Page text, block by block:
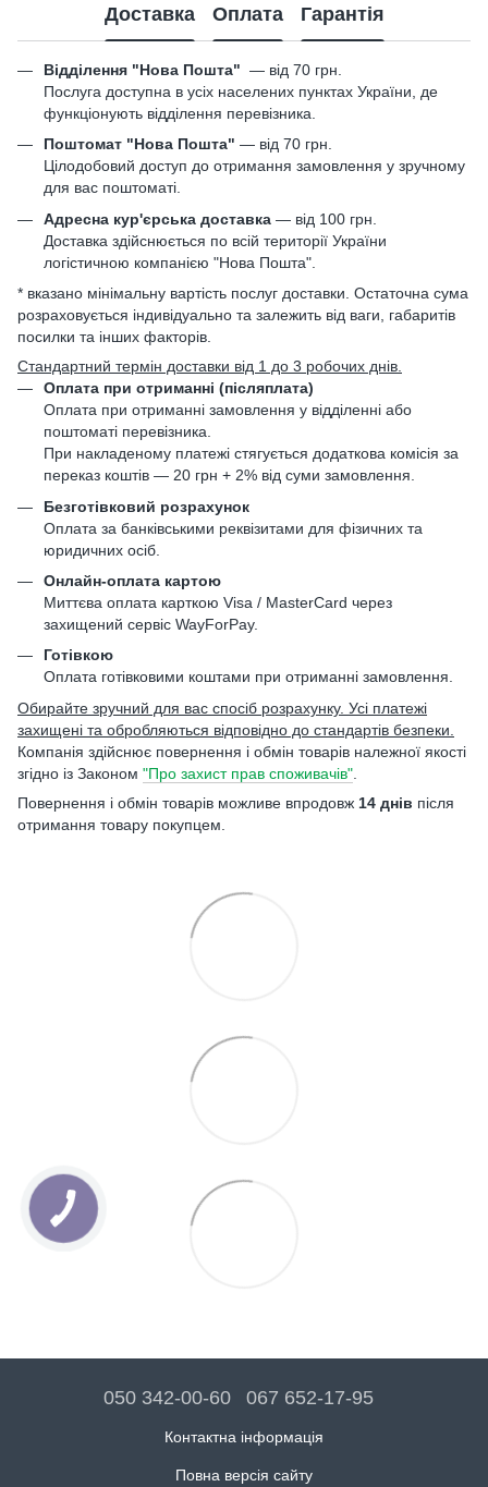
Доставка Оплата Гарантія
Відділення "Нова Пошта" — від 70 грн.
Послуга доступна в усіх населених пунктах України, де
функціонують відділення перевізника.
Поштомат "Нова Пошта" — від 70 грн.
Цілодобовий доступ до отримання замовлення у зручному
для вас поштоматі.
Адресна кур'єрська доставка — від 100 грн.
Доставка здійснюється по всій території України
логістичною компанією "Нова Пошта".
* вказано мінімальну вартість послуг доставки. Остаточна сума
розраховується індивідуально та залежить від ваги, габаритів
посилки та інших факторів.
Стандартний термін доставки від 1 до 3 робочих днів.
Оплата при отриманні (післяплата)
Оплата при отриманні замовлення у відділенні або
поштоматі перевізника.
При накладеному платежі стягується додаткова комісія за
переказ коштів — 20 грн + 2% від суми замовлення.
Безготівковий розрахунок
Оплата за банківськими реквізитами для фізичних та
юридичних осіб.
Онлайн-оплата картою
Миттєва оплата карткою Visa / MasterCard через
захищений сервіс WayForPay.
Готівкою
Оплата готівковими коштами при отриманні замовлення.
Обирайте зручний для вас спосіб розрахунку. Усі платежі
захищені та обробляються відповідно до стандартів безпеки.
Компанія здійснює повернення і обмін товарів належної якості
згідно із Законом "Про захист прав споживачів"
Повернення і обмін товарів можливе впродовж 14 днів після
отримання товару покупцем.
050 342-00-60 067 652-17-95
Контактна інформація
Повна версія сайту